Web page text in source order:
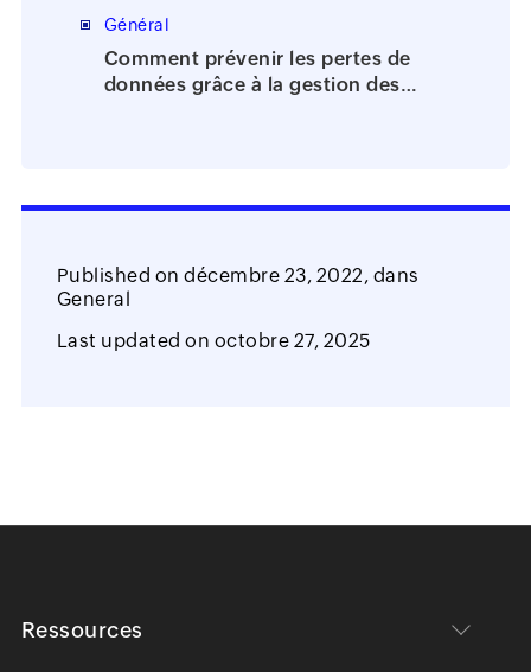
Général
Comment prévenir les pertes de
données grâce à la gestion des
Published ondécembre 23, 2022, dans
General
Last updated on octobre 27, 2025
Ressources